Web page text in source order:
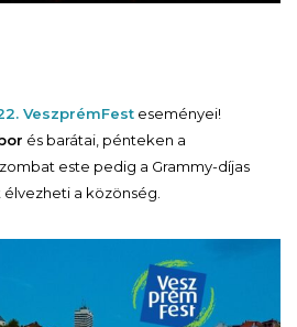
VeszprémFest eseményei!
és barátai, pénteken a
este pedig a Grammy-díjas
a közönség.